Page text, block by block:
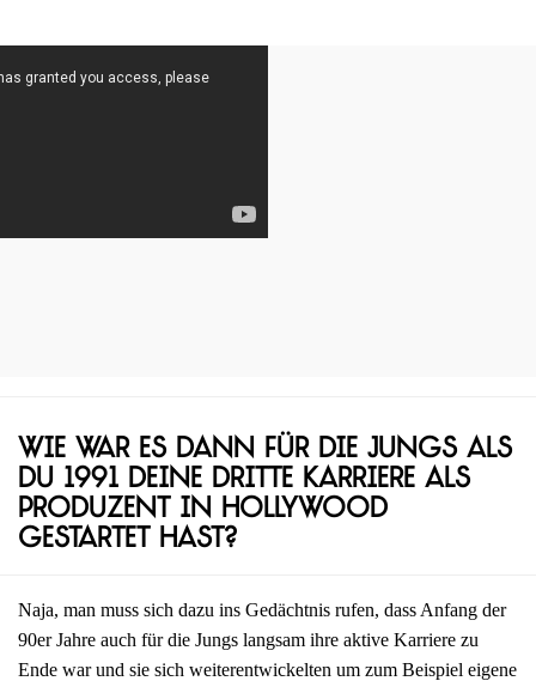
Wie war es dann für die Jungs als
du 1991 deine dritte Karriere als
Produzent in Hollywood
gestartet hast?
Naja, man muss sich dazu ins Gedächtnis rufen, dass Anfang der
90er Jahre auch für die Jungs langsam ihre aktive Karriere zu
Ende war und sie sich weiterentwickelten um zum Beispiel eigene